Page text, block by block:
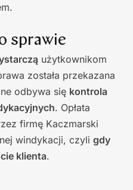
sprawie
użytkownikom
została przekazana
odbywa się kontrola
. Opłata
firmę Kaczmarski
windykacji, czyli gdy
klienta.